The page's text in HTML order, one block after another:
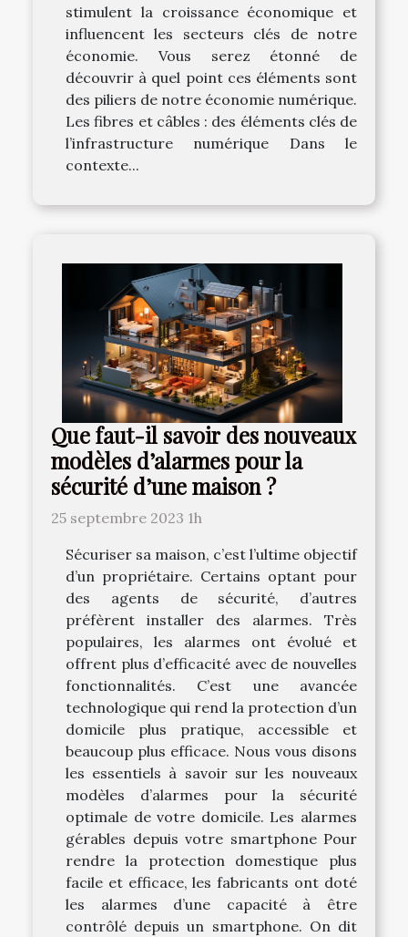
stimulent la croissance économique et
influencent les secteurs clés de notre
économie. Vous serez étonné de
découvrir à quel point ces éléments sont
des piliers de notre économie numérique.
Les fibres et câbles : des éléments clés de
l’infrastructure numérique Dans le
contexte...
Que faut-il savoir des nouveaux
modèles d’alarmes pour la
sécurité d’une maison ?
25 septembre 2023 1h
Sécuriser sa maison, c’est l’ultime objectif
d’un propriétaire. Certains optant pour
des agents de sécurité, d’autres
préfèrent installer des alarmes. Très
populaires, les alarmes ont évolué et
offrent plus d’efficacité avec de nouvelles
fonctionnalités. C’est une avancée
technologique qui rend la protection d’un
domicile plus pratique, accessible et
beaucoup plus efficace. Nous vous disons
les essentiels à savoir sur les nouveaux
modèles d’alarmes pour la sécurité
optimale de votre domicile. Les alarmes
gérables depuis votre smartphone Pour
rendre la protection domestique plus
facile et efficace, les fabricants ont doté
les alarmes d’une capacité à être
contrôlé depuis un smartphone. On dit